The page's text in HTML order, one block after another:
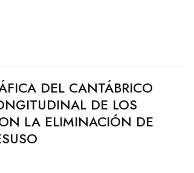
DEL CANTÁBRICO
DE LOS
LA ELIMINACIÓN DE